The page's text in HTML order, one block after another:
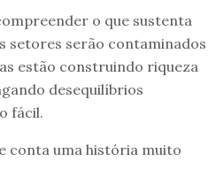
o que sustenta
setores serão contaminados
estão construindo riqueza
desequilíbrios
fácil.
conta uma história muito